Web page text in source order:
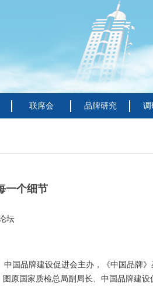
联席会 品牌研究 调
一个细节
坛
国品牌建设促进会主办，《中国品牌》
原国家质检总局副局长、中国品牌建设